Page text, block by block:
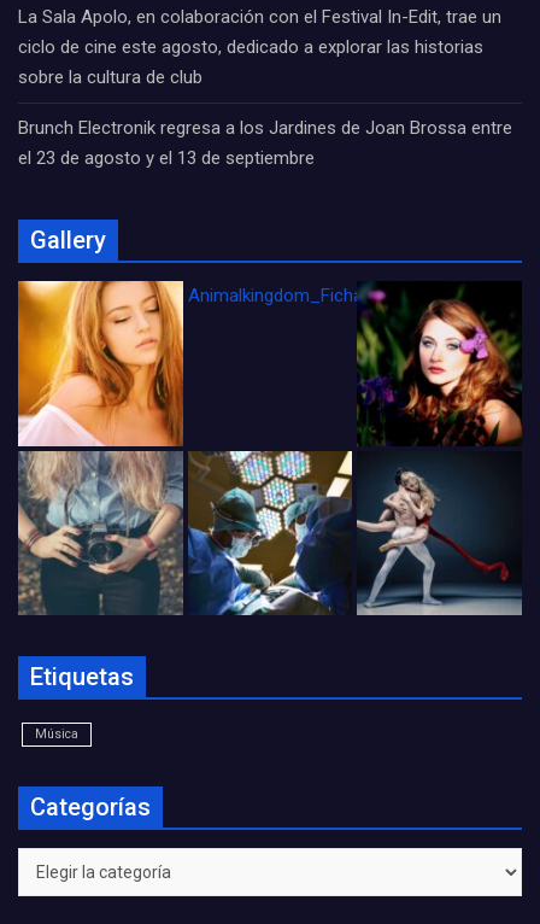
La Sala Apolo, en colaboración con el Festival In-Edit, trae un
ciclo de cine este agosto, dedicado a explorar las historias
sobre la cultura de club
Brunch Electronik regresa a los Jardines de Joan Brossa entre
el 23 de agosto y el 13 de septiembre
Gallery
Animalkingdom_FichaCine
Etiquetas
Música
Categorías
Categorías